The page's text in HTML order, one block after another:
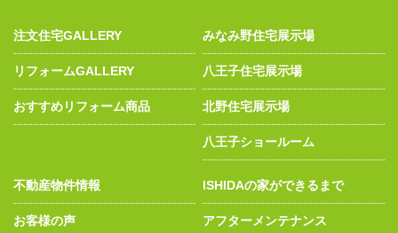
注文住宅GALLERY
リフォームGALLERY
おすすめリフォーム商品
みなみ野住宅展示場
八王子住宅展示場
北野住宅展示場
八王子ショールーム
不動産物件情報
お客様の声
ISHIDAの家ができるまで
アフターメンテナンス